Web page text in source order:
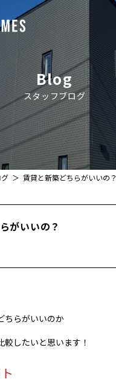
Blog
スタッフブログ
賃貸と新築どちらがいいの？
がいいの？
ちらがいいのか
したいと思います！